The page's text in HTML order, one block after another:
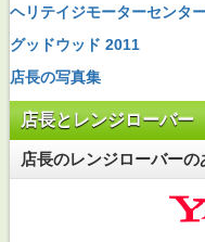
ヘリテイジモーターセンタ
グッドウッド 2011
店長の写真集
店長とレンジローバー
店長のレンジローバー